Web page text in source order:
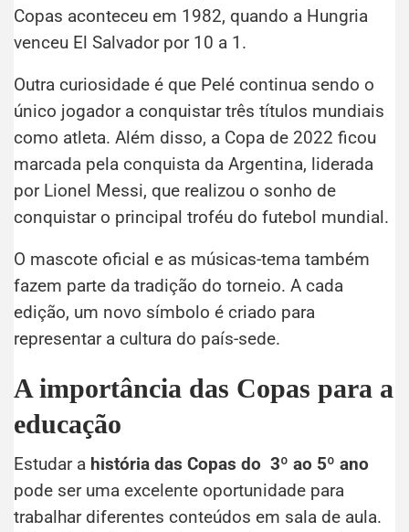
Copas aconteceu em 1982, quando a Hungria
venceu El Salvador por 10 a 1.
Outra curiosidade é que Pelé continua sendo o
único jogador a conquistar três títulos mundiais
como atleta. Além disso, a Copa de 2022 ficou
marcada pela conquista da Argentina, liderada
por Lionel Messi, que realizou o sonho de
conquistar o principal troféu do futebol mundial.
O mascote oficial e as músicas-tema também
fazem parte da tradição do torneio. A cada
edição, um novo símbolo é criado para
representar a cultura do país-sede.
A importância das Copas para a
educação
Estudar a história das Copas do 3º ao 5º ano
pode ser uma excelente oportunidade para
trabalhar diferentes conteúdos em sala de aula.